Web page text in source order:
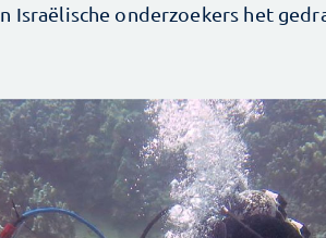
Israëlische onderzoekers het